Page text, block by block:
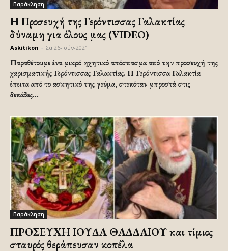
Παράκληση
Η Προσευχή της Γερόντισσας Γαλακτίας
δύναμη για όλους μας (VIDEO)
Askitikon Σα 26-Ιούν-2021
Παραθέτουμε ένα μικρό ηχητικό απόσπασμα από την προσευχή της
χαρισματικής Γερόντισσας Γαλακτίας. Η Γερόντισσα Γαλακτία
έπειτα από το ασκητικό της γεύμα, στεκόταν μπροστά στις
δεκάδες...
Παράκληση
ΠΡΟΣΕΥΧΗ ΙΟΥΔΑ ΘΑΔΔΑΙΟΥ και τίμιος
σταυρός θεράπευσαν κοπέλα